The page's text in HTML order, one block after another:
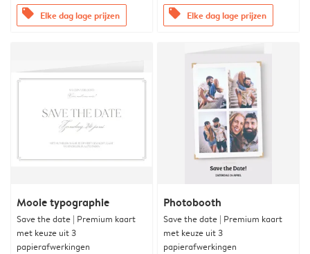
offers Elke dag lage prijzen offers Elke dag lage prijzen
Mooie typographie
Save the date | Premium kaart
met keuze uit 3
papierafwerkingen
Photobooth
Save the date | Premium kaart
met keuze uit 3
papierafwerkingen